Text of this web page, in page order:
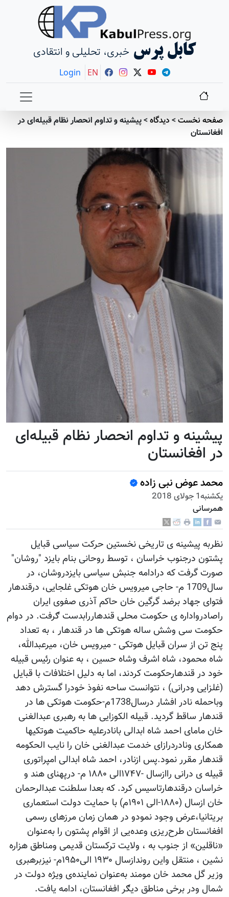
کابل پرس خبری، تحلیلی و انتقادی
Login EN
صفحه نخست> دیدگاه>پیشینه و تداوم انحصار نظام قبیله‌‌ای در
افغانستان
پیشینه و تداوم انحصار نظام قبیله‌‌ای
در افغانستان
محمد عوض نبی زاده
يكشنبه1 جولای 2018
همرسانی
نظربه پیشینه ی تاریخی نخستین حرکت سیاسی قبایل
پشتون درجنوب خراسان ، توسط روحانی بنام بایزد "روشان"
صورت گرفت که درادامه جنبش سیاسی بایزدروشان، در
سال1709 م- حاجی میرویس خان هوتکی غلجایی، درقندهار
فتوای جهاد برضد گرگین خان حاکم آذری صفوی ایران
راصادرواداره ی حکومت محلی قندهاررابدست ګرفت. در دوام
حکومت سی وشش ساله هوتکی ها در قندهار ، به تعداد
پنج تن از سران قبایل هوتکی - میرویس خان، میرعبدالله،
شاه محمود، شاه اشرف وشاه حسین ، به عنوان رئیس قبیله
خود در قندهارحکومت کردند، اما به دلیل اختلافات با قبایل
(غلزایی ودرانی) ، نتوانست ساحه نفوذ خودرا گسترش دهد
وباحمله نادر افشار درسال1738م-حکومت هوتکی ها در
قندهار ساقط گردید. قبیله الکوزایی ها به رهبری عبدالغنی
خان مامای احمد شاه ابدالی بانادرعلیه حاکمیت هوتکیها
همکاری ونادردرازای خدمت عبدالغنی خان را نایب الحکومه
قندهار مقرر نمود.پس ازنادر، احمد شاه ابدالی امپراتوری
قبیله ی درانی راازسال -۱۷۴۷الی ۱۸۸۰ م- درپهنای هند و
خراسان درقندهارتاسیس کرد. که بعدا سلطنت عبدالرحمان
خان ازسال (۱۸۸۰-الی ۱۹۰۱م) با حمایت دولت استعماری
بریتانیا،عرض وجود نمودو در همان زمان مرزهای رسمی
افغانستان طرح‌ریزی وعده‌یی از اقوام پشتون را به‌عنوان
«ناقلین» از جنوب به‌ ، ولایت ترکستان قدیمی ومناطق هزاره
نشین ، منتقل واین روندازسال ۱۹۳۰ الی۱۹۵۰م- نیزبرهبری
وزیر گل محمد خان مومند به‌عنوان نماینده‌ی ویژه دولت در
شمال ودر برخی مناطق دیګر افغانستان، ادامه یافت.